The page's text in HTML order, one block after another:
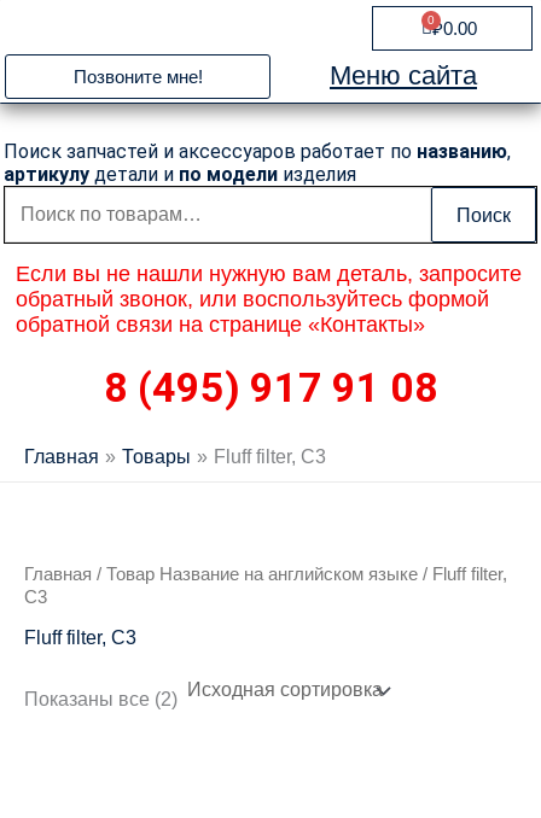
содержимому
₽0.00
0
Cart
Позвоните мне! Меню сайта
Поиск запчастей и аксессуаров работает по названию,
артикулу детали и по модели изделия
Искать:
Поиск
Если вы не нашли нужную вам деталь, запросите
обратный звонок, или воспользуйтесь формой
обратной связи на странице «Контакты»
8 (495) 917 91 08
Главная Товары Fluff filter, C3
Главная / Товар Название на английском языке / Fluff filter,
C3
Fluff filter, C3
Показаны все (2)